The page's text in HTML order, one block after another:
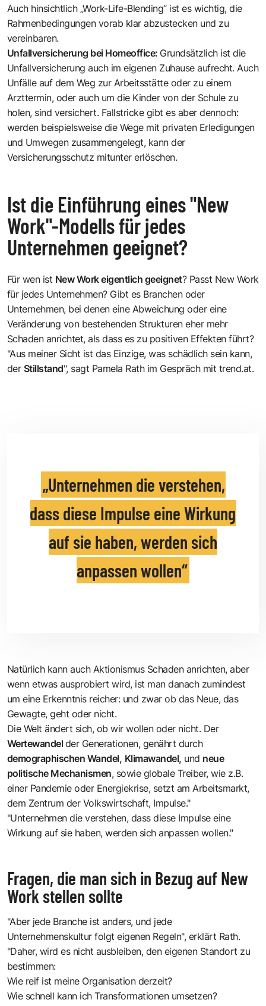
Auch hinsichtlich „Work-Life-Blending“ ist es wichtig, die
Rahmenbedingungen vorab klar abzustecken und zu
vereinbaren.
Unfallversicherung bei Homeoffice: Grundsätzlich ist die
Unfallversicherung auch im eigenen Zuhause aufrecht. Auch
Unfälle auf dem Weg zur Arbeitsstätte oder zu einem
Arzttermin, oder auch um die Kinder von der Schule zu
holen, sind versichert. Fallstricke gibt es aber dennoch:
werden beispielsweise die Wege mit privaten Erledigungen
und Umwegen zusammengelegt, kann der
Versicherungsschutz mitunter erlöschen.
Ist die Einführung eines "New
Work"-Modells für jedes
Unternehmen geeignet?
Für wen ist New Work eigentlich geeignet? Passt New Work
für jedes Unternehmen? Gibt es Branchen oder
Unternehmen, bei denen eine Abweichung oder eine
Veränderung von bestehenden Strukturen eher mehr
Schaden anrichtet, als dass es zu positiven Effekten führt?
"Aus meiner Sicht ist das Einzige, was schädlich sein kann,
der Stillstand", sagt Pamela Rath im Gespräch mit trend.at.
Unternehmen die verstehen,
dass diese Impulse eine Wirkung
auf sie haben, werden sich
anpassen wollen
Natürlich kann auch Aktionismus Schaden anrichten, aber
wenn etwas ausprobiert wird, ist man danach zumindest
um eine Erkenntnis reicher: und zwar ob das Neue, das
Gewagte, geht oder nicht.
Die Welt ändert sich, ob wir wollen oder nicht. Der
Wertewandelder Generationen, genährt durch
demographischen Wandel, Klimawandel, und neue
politische Mechanismen, sowie globale Treiber, wie z.B.
einer Pandemie oder Energiekrise, setzt am Arbeitsmarkt,
dem Zentrum der Volkswirtschaft, Impulse."
"Unternehmen die verstehen, dass diese Impulse eine
Wirkung auf sie haben, werden sich anpassen wollen."
Fragen, die man sich in Bezug auf New
Work stellen sollte
"Aber jede Branche ist anders, und jede
Unternehmenskultur folgt eigenen Regeln", erklärt Rath.
"Daher, wird es nicht ausbleiben, den eigenen Standort zu
bestimmen:
Wie reif ist meine Organisation derzeit?
Wie schnell kann ich Transformationen umsetzen?